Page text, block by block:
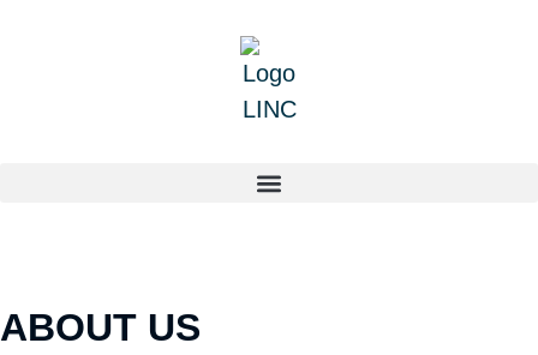
ABOUT US